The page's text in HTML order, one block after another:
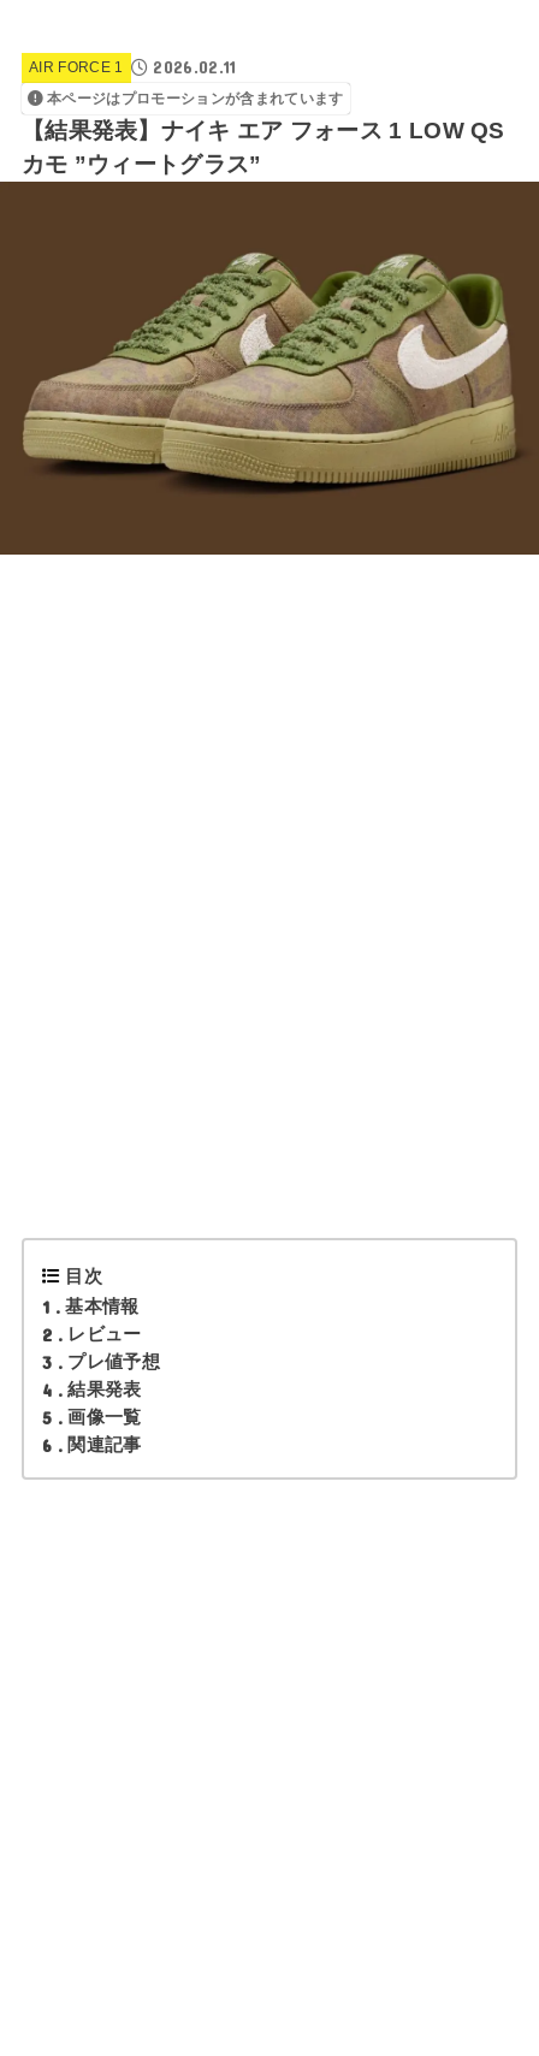
AIR FORCE 1 2026.02.11
本ページはプロモーションが含まれています
【結果発表】ナイキ エア フォース 1 LOW QS
カモ ”ウィートグラス”
目次
1
基本情報
2 レビュー
3 プレ値予想
4 結果発表
5 画像一覧
6 関連記事